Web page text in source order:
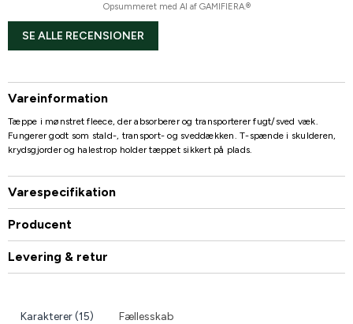
Opsummeret med AI af GAMIFIERA.®
SE ALLE RECENSIONER
Vareinformation
Tæppe i mønstret fleece, der absorberer og transporterer fugt/sved væk.
Fungerer godt som stald-, transport- og sveddækken. T-spænde i skulderen,
krydsgjorder og halestrop holder tæppet sikkert på plads.
Varespecifikation
Producent
Levering & retur
Karakterer (15) Fællesskab